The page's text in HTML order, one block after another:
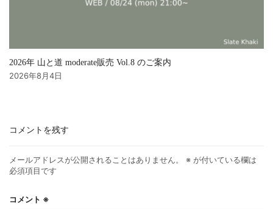
2026年 山と道 moderate販売 Vol.8 のご案内
2026年8月4日
コメントを残す
メールアドレスが公開されることはありません。 ※ が付いている欄は
必須項目です
コメント ※